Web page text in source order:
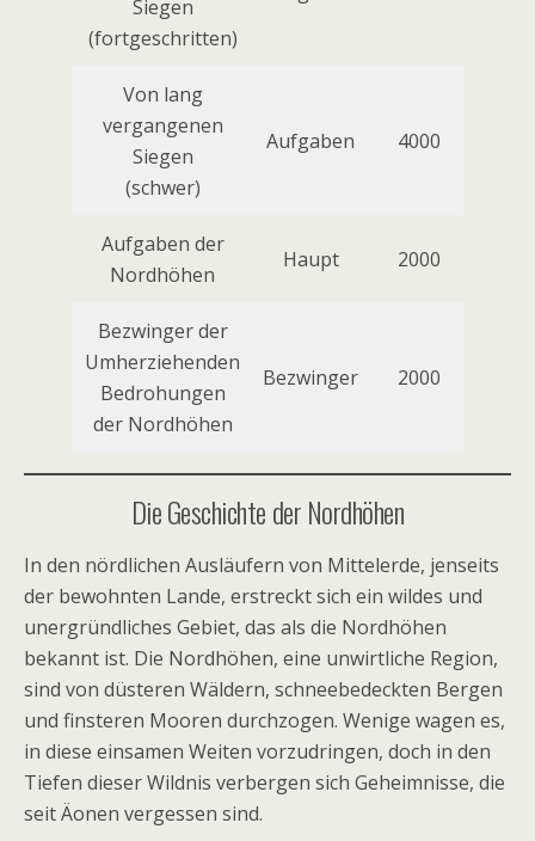
Siegen
(fortgeschritten)
Von lang
vergangenen
Siegen
(schwer)
Aufgaben 4000
Aufgaben der
Nordhöhen
Haupt 2000
Bezwinger der
Umherziehenden
Bedrohungen
der Nordhöhen
Bezwinger 2000
Die Geschichte der Nordhöhen
In den nördlichen Ausläufern von Mittelerde, jenseits
der bewohnten Lande, erstreckt sich ein wildes und
unergründliches Gebiet, das als die Nordhöhen
bekannt ist. Die Nordhöhen, eine unwirtliche Region,
sind von düsteren Wäldern, schneebedeckten Bergen
und finsteren Mooren durchzogen. Wenige wagen es,
in diese einsamen Weiten vorzudringen, doch in den
Tiefen dieser Wildnis verbergen sich Geheimnisse, die
seit Äonen vergessen sind.